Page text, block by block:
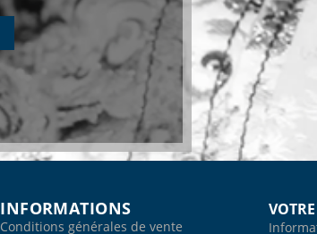
INFORMATIONS
Conditions générales de vente